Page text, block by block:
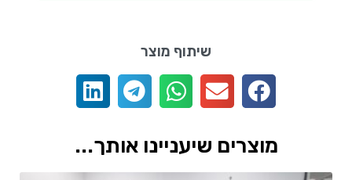
שיתוף מוצר
מוצרים שיעניינו אותך...